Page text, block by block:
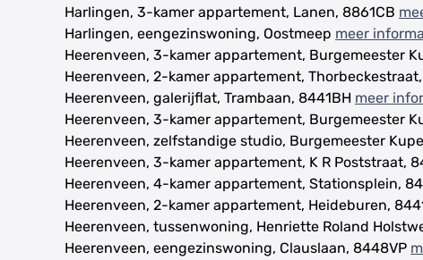
Harlingen, 3-kamer appartement, Lanen, 8861CB
Harlingen, eengezinswoning, Oostmeep meer
Heerenveen, 3-kamer appartement, Burgemeester
Heerenveen, 2-kamer appartement,
Heerenveen, galerijflat, Trambaan, 8441BH meer
Heerenveen, 3-kamer appartement, Burgemeester
Heerenveen, zelfstandige studio, Burgemeester
Heerenveen, 3-kamer appartement, K R Poststraat,
Heerenveen, 4-kamer appartement, Stationsplein,
Heerenveen, 2-kamer appartement, Heideburen,
Heerenveen, tussenwoning, Henriette Roland
Heerenveen, eengezinswoning, Clauslaan, 8448VP